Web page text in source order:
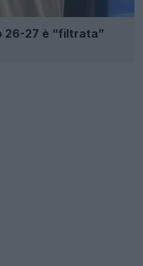
26-27 è “filtrata”